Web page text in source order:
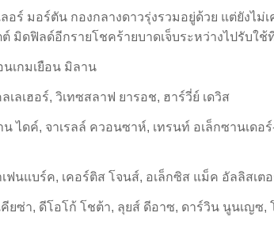
อร์ มอร์ตัน กองกลางดาวรุ่งรวมอยู่ด้วย แต่ยังไ
มิดฟิลด์อีกรายโชคร้ายบาดเจ็บระหว่างไปรับใ
เกมเยือน มิลาน
เลเฮอร์, วิเทซสลาฟ ยารอช, ฮาร์วี่ย์ เดวิส
ไดค์, จาเรลล์ ควอนซาห์, เทรนท์ อเล็กซานเดอ
นแบร์ค, เคอร์ติส โจนส์, อเล็กซิส แม็ค อัลลิสเต
คียซ่า, ดีโอโก้ โชต้า, ลุยส์ ดีอาซ, ดาร์วิน นูนเญซ,